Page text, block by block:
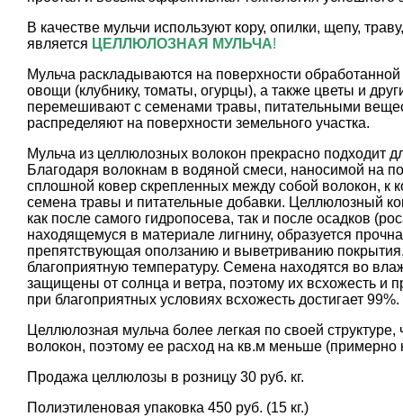
В качестве мульчи используют кору, опилки, щепу,
является ЦЕЛЛЮЛОЗНАЯ МУЛЬЧА!
Мульча раскладываются на поверхности
овощи (клубнику, томаты, огурцы), а также цветы и
перемешивают с семенами травы, питательными
распределяют на поверхности земельного участка.
Мульча из целлюлозных волокон прекрасно подходит
Благодаря волокнам в водяной смеси, наносимой на
сплошной ковер скрепленных между собой волокон, к
семена травы и питательные добавки. Целлюлозный
как после самого гидропосева, так и после осадков
находящемуся в материале лигнину, образуется
препятствующая оползанию и выветриванию
благоприятную температуру. Семена находятся во
защищены от солнца и ветра, поэтому их всхожесть и
при благоприятных условиях всхожесть достигает 99%.
Целлюлозная мульча более легкая по своей
волокон, поэтому ее расход на кв.м меньше (примерно
Продажа целлюлозы в розницу 30 руб. кг.
Полиэтиленовая упаковка 450 руб. (15 кг.)